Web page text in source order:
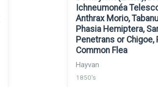
Ichneumonéa
Anthrax Morio,
Phasia Hemiptera,
Penetrans or
Common Flea
Hayvan
1850's